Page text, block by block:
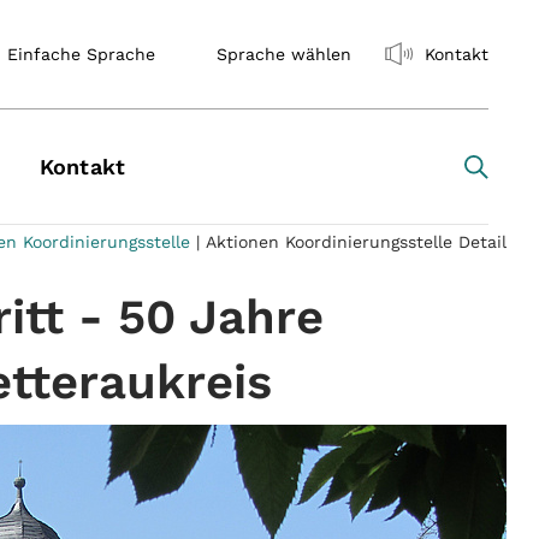
Einfache Sprache Sprache wählen Kontakt
Kontakt
Koordinierungsstelle| Aktionen Koordinierungsstelle Detail
- 50 Jahre